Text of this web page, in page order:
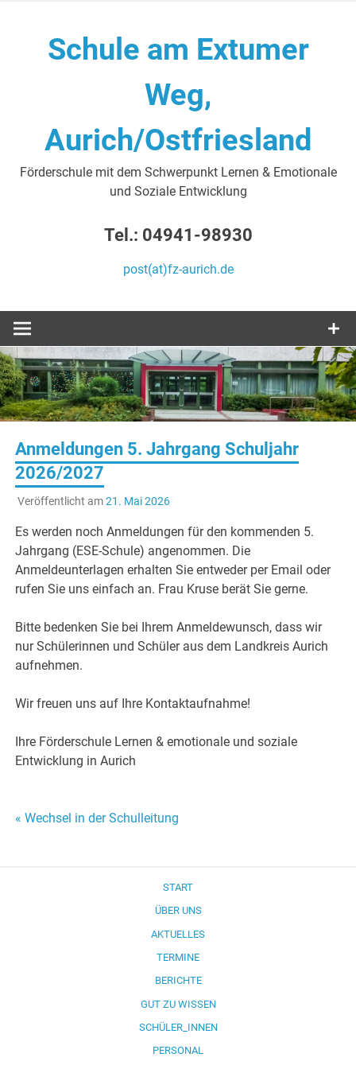
Schule am Extumer
Weg,
Aurich/Ostfriesland
Förderschule mit dem Schwerpunkt Lernen & Emotionale
und Soziale Entwicklung
Tel.: 04941-98930
post(at)fz-aurich.de
Anmeldungen 5. Jahrgang Schuljahr
2026/2027
Veröffentlicht am21. Mai 2026
Es werden noch Anmeldungen für den kommenden 5.
Jahrgang (ESE-Schule) angenommen. Die
Anmeldeunterlagen erhalten Sie entweder per Email oder
rufen Sie uns einfach an. Frau Kruse berät Sie gerne.
Bitte bedenken Sie bei Ihrem Anmeldewunsch, dass wir
nur Schülerinnen und Schüler aus dem Landkreis Aurich
aufnehmen.
Wir freuen uns auf Ihre Kontaktaufnahme!
Ihre Förderschule Lernen & emotionale und soziale
Entwicklung in Aurich
Beitragsnavigation
« Wechsel in der Schulleitung
START
ÜBER UNS
AKTUELLES
TERMINE
BERICHTE
GUT ZU WISSEN
SCHÜLER_INNEN
PERSONAL